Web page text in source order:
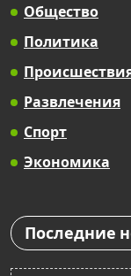
Общество
Политика
Развлечения
Спорт
Экономика
Последние